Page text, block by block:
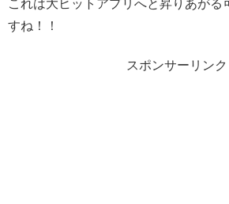
これは大ヒットアプリへと昇りあがる
すね！！
スポンサーリンク